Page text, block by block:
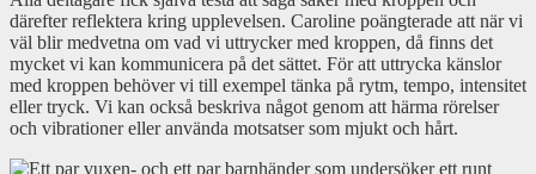
därefter reflektera kring upplevelsen. Caroline poängterade att när vi
väl blir medvetna om vad vi uttrycker med kroppen, då finns det
mycket vi kan kommunicera på det sättet. För att uttrycka känslor
med kroppen behöver vi till exempel tänka på rytm, tempo, intensitet
eller tryck. Vi kan också beskriva något genom att härma rörelser
och vibrationer eller använda motsatser som mjukt och hårt.